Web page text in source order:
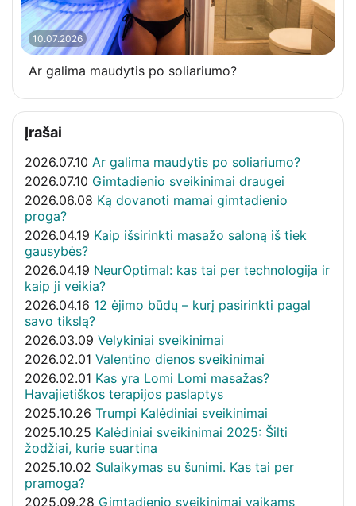
10.07.2026
Ar galima maudytis po soliariumo?
Įrašai
2026.07.10 Ar galima maudytis po soliariumo?
2026.07.10 Gimtadienio sveikinimai draugei
2026.06.08 Ką dovanoti mamai gimtadienio
proga?
2026.04.19 Kaip išsirinkti masažo saloną iš tiek
gausybės?
2026.04.19 NeurOptimal: kas tai per technologija ir
kaip ji veikia?
2026.04.16 12 ėjimo būdų – kurį pasirinkti pagal
savo tikslą?
2026.03.09 Velykiniai sveikinimai
2026.02.01 Valentino dienos sveikinimai
2026.02.01 Kas yra Lomi Lomi masažas?
Havajietiškos terapijos paslaptys
2025.10.26 Trumpi Kalėdiniai sveikinimai
2025.10.25 Kalėdiniai sveikinimai 2025: Šilti
žodžiai, kurie suartina
2025.10.02 Sulaikymas su šunimi. Kas tai per
pramoga?
2025.09.28 Gimtadienio sveikinimai vaikams